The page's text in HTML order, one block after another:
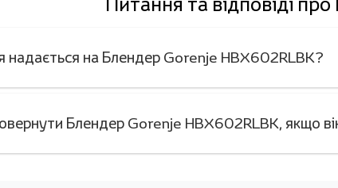
надається на Блендер Gorenje HBX602RLBK?
Блендер Gorenje HBX602RLBK, якщо